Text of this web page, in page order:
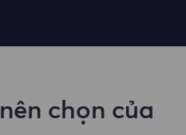
chọn của